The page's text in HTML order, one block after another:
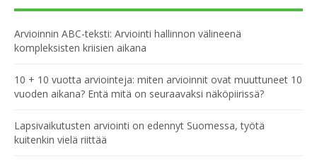
Arvioinnin ABC-teksti: Arviointi hallinnon välineenä
kompleksisten kriisien aikana
10 + 10 vuotta arviointeja: miten arvioinnit ovat muuttuneet 10
vuoden aikana? Entä mitä on seuraavaksi näköpiirissä?
Lapsivaikutusten arviointi on edennyt Suomessa, työtä
kuitenkin vielä riittää